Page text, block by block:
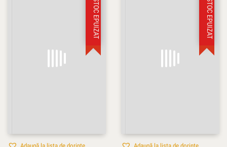
STOC EPUIZAT STOC EPUIZAT